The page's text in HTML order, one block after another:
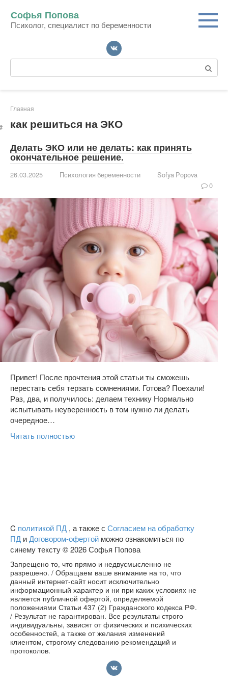
контенту
Софья Попова
Психолог, специалист по беременности
Поиск:
Главная
как решиться на ЭКО
Делать ЭКО или не делать: как принять
окончательное решение.
26.03.2025 Психология беременности
Sofya Popova
0
Привет! После прочтения этой статьи ты сможешь
перестать себя терзать сомнениями. Готова? Поехали!
Раз, два, и получилось: делаем технику Нормально
испытывать неуверенность в том нужно ли делать
очередное…
Читать полностью
C политикой ПД , а также с Согласием на обработку
ПД и Договором-офертой можно ознакомиться по
синему тексту © 2026 Софья Попова
Запрещено то, что прямо и недвусмысленно не
разрешено. / Обращаем ваше внимание на то, что
данный интернет-сайт носит исключительно
информационный характер и ни при каких условиях не
является публичной офертой, определяемой
положениями Статьи 437 (2) Гражданского кодекса РФ.
/ Результат не гарантирован. Все результаты строго
индивидуальны, зависят от физических и психических
особенностей, а также от желания изменений
клиентом, строгому следованию рекомендаций и
протоколов.